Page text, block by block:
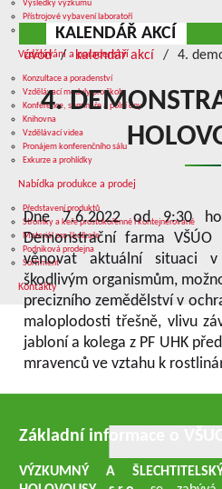
Výsledky výzkumu
Přístrojové vybavení laboratoří
Služby v oblasti výzkumu
Vzdělávání a poradenství
Konzultace a poradenství
Vzdělávací moduly pro školy
Konference, semináře a polní dny
Knihovna
Vzdělávací videa
Pronájem konferenčního sálu
Exkurze a prohlídky
Nabídka produkce a prodej
Představení produktů
Stromky a keře prostokořenné i kontejnerované
Materiál pro školkaře
Podniková prodejna
Sortiment
Kontakty
KALENDÁŘ AKCÍ
úvod kalendář akcí 4.
4.
Dne 7.6.2022 od 9:30
Demonstrační farma VŠÚO
věnovat aktuální situaci
škodlivým organismům,
precizního zemědělství v
maloplodosti třešně, vlivu
jabloní a kolega z PF UHK
mravenců ve vztahu k
Základní informace o VŠUO
VÝZKUMNÝ A